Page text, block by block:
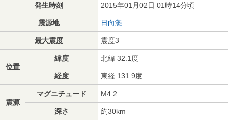
発生時刻 2015年01月02日 01時14分頃
震源地 日向灘
最大震度 震度3
位置
緯度 北緯 32.1度
経度 東経 131.9度
震源
マグニチュード M4.2
深さ 約30km